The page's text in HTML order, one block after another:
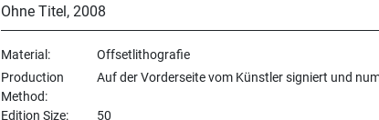
Ohne Titel, 2008
Material
Offsetlithografie
Production
Method
Auf der Vorderseite vom Künstler signiert und
Edition Size
50